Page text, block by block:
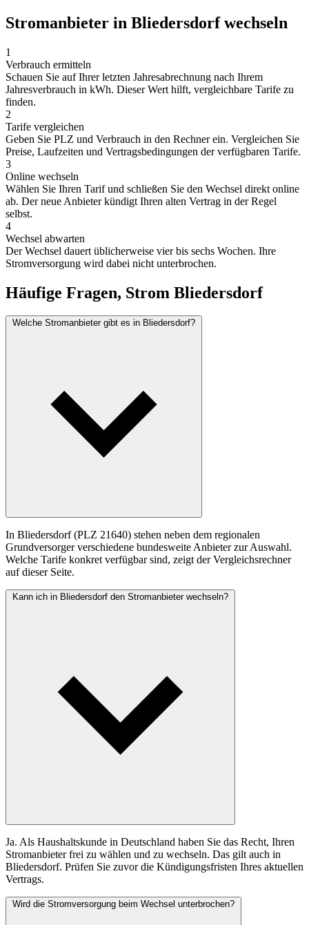
Stromanbieter in Bliedersdorf wechseln
1
Verbrauch ermitteln
Schauen Sie auf Ihrer letzten Jahresabrechnung nach Ihrem
Jahresverbrauch in kWh. Dieser Wert hilft, vergleichbare Tarife zu
finden.
2
Tarife vergleichen
Geben Sie PLZ und Verbrauch in den Rechner ein. Vergleichen Sie
Preise, Laufzeiten und Vertragsbedingungen der verfügbaren Tarife.
3
Online wechseln
Wählen Sie Ihren Tarif und schließen Sie den Wechsel direkt online
ab. Der neue Anbieter kündigt Ihren alten Vertrag in der Regel
selbst.
4
Wechsel abwarten
Der Wechsel dauert üblicherweise vier bis sechs Wochen. Ihre
Stromversorgung wird dabei nicht unterbrochen.
Häufige Fragen, Strom Bliedersdorf
Welche Stromanbieter gibt es in Bliedersdorf?
In Bliedersdorf (PLZ 21640) stehen neben dem regionalen
Grundversorger verschiedene bundesweite Anbieter zur Auswahl.
Welche Tarife konkret verfügbar sind, zeigt der Vergleichsrechner
auf dieser Seite.
Kann ich in Bliedersdorf den Stromanbieter wechseln?
Ja. Als Haushaltskunde in Deutschland haben Sie das Recht, Ihren
Stromanbieter frei zu wählen und zu wechseln. Das gilt auch in
Bliedersdorf. Prüfen Sie zuvor die Kündigungsfristen Ihres aktuellen
Vertrags.
Wird die Stromversorgung beim Wechsel unterbrochen?